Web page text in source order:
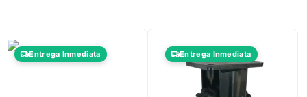
Entrega Inmediata Entrega Inmediata